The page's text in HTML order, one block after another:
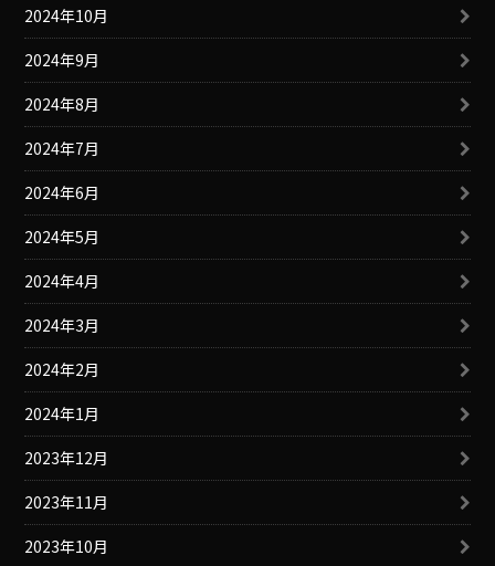
2024年10月
2024年9月
2024年8月
2024年7月
2024年6月
2024年5月
2024年4月
2024年3月
2024年2月
2024年1月
2023年12月
2023年11月
2023年10月